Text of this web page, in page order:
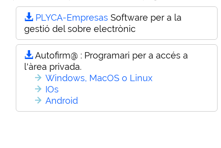
PLYCA-Empresas Software per a la
gestió del sobre electrònic
Autofirm@ : Programari per a accés a
l'àrea privada.
Windows, MacOS o Linux
IOs
Android